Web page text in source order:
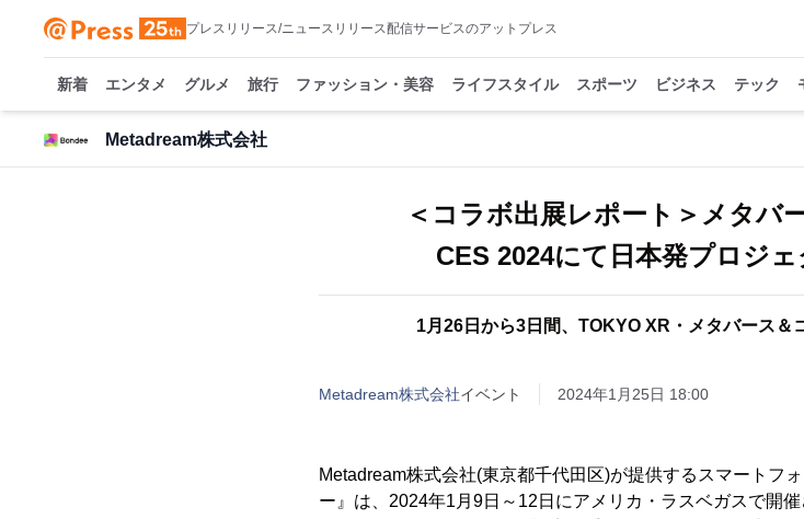
プレスリリース/ニュースリリース配信サービスのアットプレス
新着 エンタメ グルメ 旅行 ファッション・美容 ライフスタイル スポーツ ビジネス テック
Metadream株式会社
＜コラボ出展レポート＞メタバ
CES 2024にて日本発プロジ
1月26日から3日間、TOKYO XR・メタバース＆
Metadream株式会社イベント 2024年1月25日 18:00
Metadream株式会社(東京都千代田区)が提供するスマートフ
ー』は、2024年1月9日～12日にアメリカ・ラスベガスで開